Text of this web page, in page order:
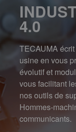
4.0
TECAUMA
usine en vous
évolutif et
vous facilitant
nos outils de
Hommes-
communicants.